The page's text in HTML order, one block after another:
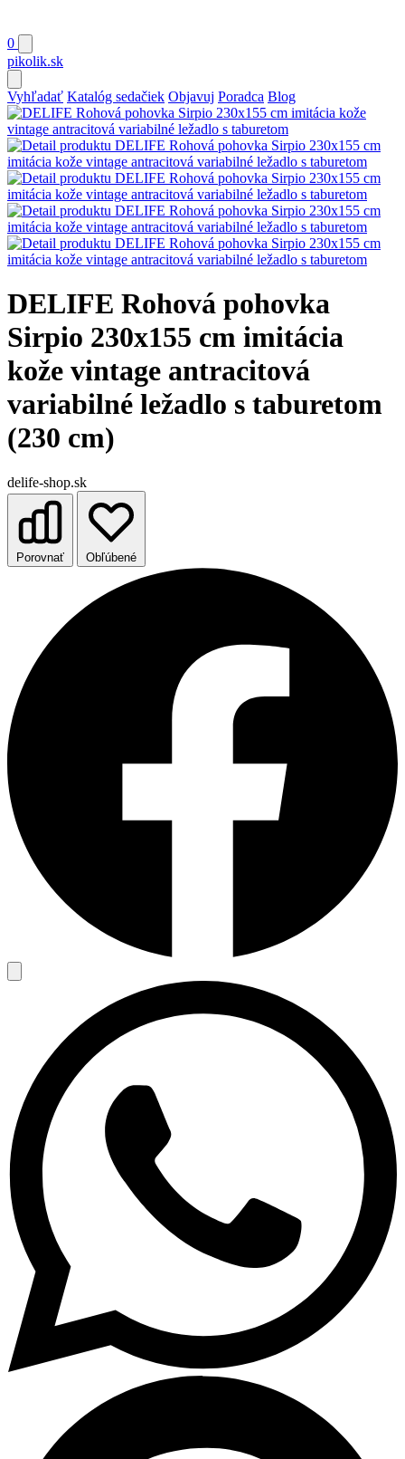
0
pikolik.sk
Vyhľadať Katalóg sedačiek Objavuj Poradca Blog
DELIFE Rohová pohovka
Sirpio 230x155 cm imitácia
kože vintage antracitová
variabilné ležadlo s taburetom
(230 cm)
delife-shop.sk
Porovnať Obľúbené